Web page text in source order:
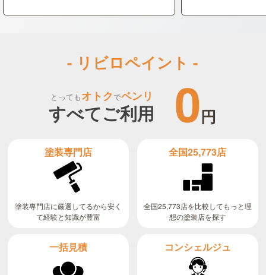
- リビロペイント -
とってもオトクでベンリ
すべてご利用 0円
塗装専門店
塗装専門店に厳選してるから安く
て経験と知識が豊富
全国25,773店
全国25,773店を比較してもっと理
想の塗装店を探す
一括見積 コンシェルジュ